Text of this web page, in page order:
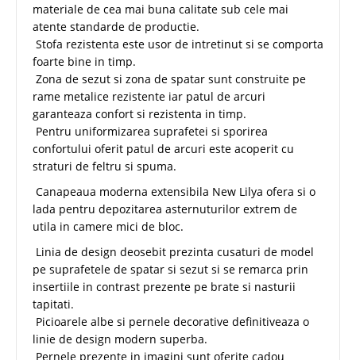
materiale de cea mai buna calitate sub cele mai
atente standarde de productie.
Stofa rezistenta este usor de intretinut si se comporta
foarte bine in timp.
Zona de sezut si zona de spatar sunt construite pe
rame metalice rezistente iar patul de arcuri
garanteaza confort si rezistenta in timp.
Pentru uniformizarea suprafetei si sporirea
confortului oferit patul de arcuri este acoperit cu
straturi de feltru si spuma.
Canapeaua moderna extensibila New Lilya ofera si o
lada pentru depozitarea asternuturilor extrem de
utila in camere mici de bloc.
Linia de design deosebit prezinta cusaturi de model
pe suprafetele de spatar si sezut si se remarca prin
insertiile in contrast prezente pe brate si nasturii
tapitati.
Picioarele albe si pernele decorative definitiveaza o
linie de design modern superba.
Pernele prezente in imagini sunt oferite cadou